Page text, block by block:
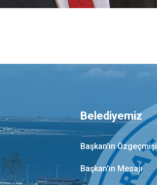
Belediyemiz
Başkan’ın Özgeçmişi
Başkan'ın Mesajı